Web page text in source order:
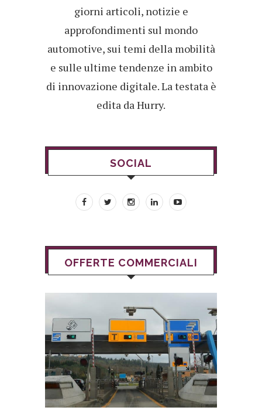
giorni articoli, notizie e
approfondimenti sul mondo
automotive, sui temi della mobilità
e sulle ultime tendenze in ambito
di innovazione digitale. La testata è
edita da Hurry.
SOCIAL
OFFERTE COMMERCIALI